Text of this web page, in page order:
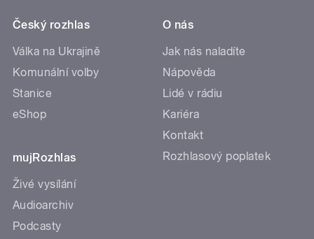
Český rozhlas
Válka na Ukrajině
Komunální volby
Stanice
eShop
mujRozhlas
Živé vysílání
Audioarchiv
Podcasty
O nás
Jak nás naladíte
Nápověda
Lidé v rádiu
Kariéra
Kontakt
Rozhlasový poplatek